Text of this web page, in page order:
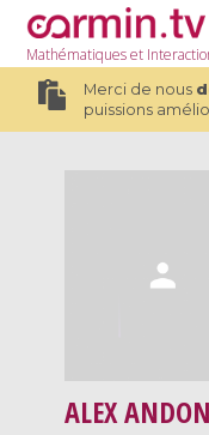
Mathématiqueset
Merci de nous
puissions
ALEX